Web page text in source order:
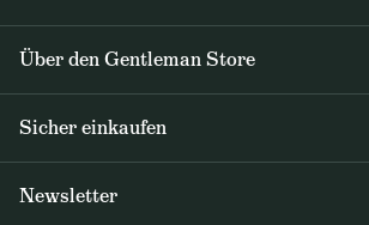
Über den Gentleman Store
Journal
Sicher einkaufen
Newsletter